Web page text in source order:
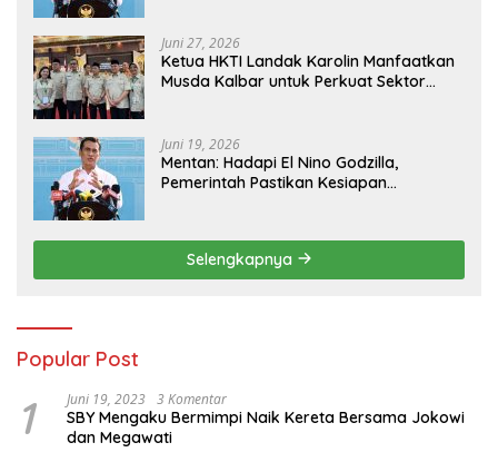
Juni 27, 2026
Ketua HKTI Landak Karolin Manfaatkan
Musda Kalbar untuk Perkuat Sektor
Juni 19, 2026
Mentan: Hadapi El Nino Godzilla,
Pemerintah Pastikan Kesiapan
Selengkapnya
Popular Post
1 Juni 19, 2023 3 Komentar
SBY Mengaku Bermimpi Naik Kereta Bersama Jokowi
dan Megawati